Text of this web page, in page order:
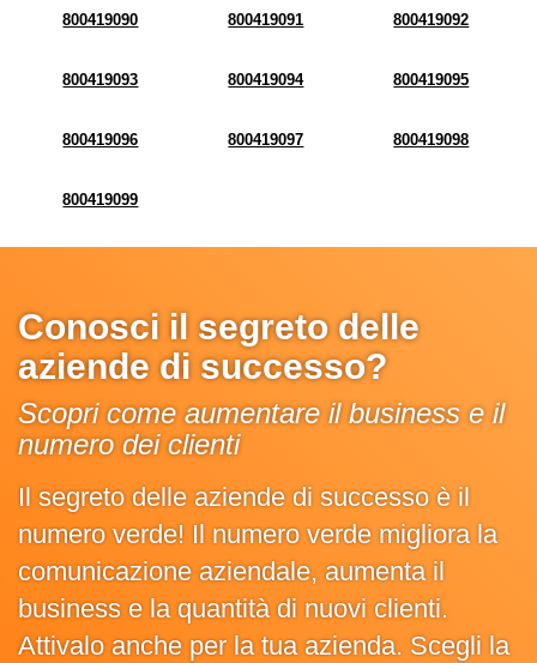
800419090 800419091 800419092
800419093 800419094 800419095
800419096 800419097 800419098
800419099
Conosci il segreto delle
aziende di successo?
Scopri come aumentare il business e il
numero dei clienti
Il segreto delle aziende di successo è il
numero verde! Il numero verde migliora la
comunicazione aziendale, aumenta il
business e la quantità di nuovi clienti.
Attivalo anche per la tua azienda. Scegli la